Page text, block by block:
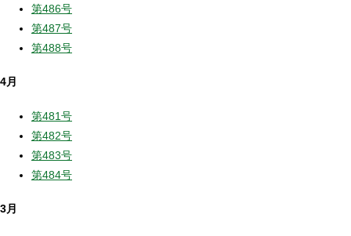
第486号
第487号
第488号
4月
第481号
第482号
第483号
第484号
3月